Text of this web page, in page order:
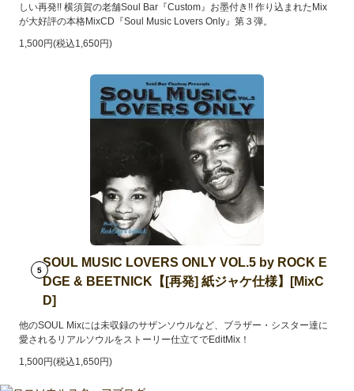
しい再発!! 横須賀の老舗Soul Bar『Custom』お墨付き!! 作り込まれたMix
が大好評の本格MixCD『Soul Music Lovers Only』第３弾。
1,500円(税込1,650円)
5
SOUL MUSIC LOVERS ONLY VOL.5 by ROCK E
DGE & BEETNICK【[再発] 紙ジャケ仕様】[MixC
D]
他のSOUL Mixには未収録のサザンソウルなど、ブラザー・シスター達に
愛されるリアルソウルをストーリー仕立てでEditMix！
1,500円(税込1,650円)